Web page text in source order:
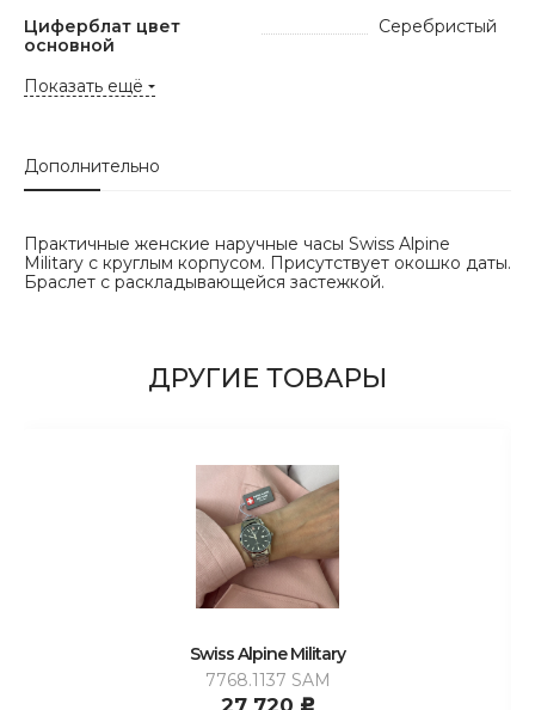
Циферблат цвет
основной
Серебристый
Показать ещё
Дополнительно
Практичные женские наручные часы Swiss Alpine
Military с круглым корпусом. Присутствует окошко даты.
Браслет с раскладывающейся застежкой.
ДРУГИЕ ТОВАРЫ
Swiss Alpine Military
7768.1137 SAM
27 720